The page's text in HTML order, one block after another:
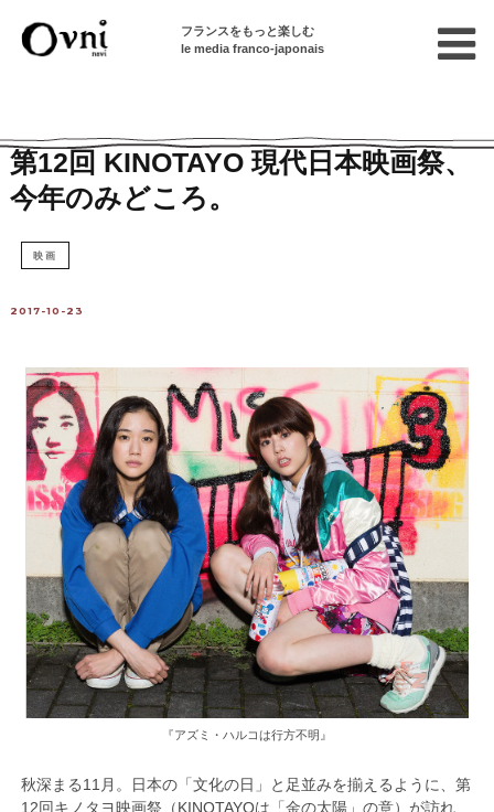
フランスをもっと楽しむ
le media franco-japonais
第12回 KINOTAYO 現代日本映画祭、
今年のみどころ。
映画
2017-10-23
『アズミ・ハルコは行方不明』
秋深まる11月。日本の「文化の日」と足並みを揃えるように、 第
12回キノタヨ映画祭（KINOTAYOは「金の太陽」 の意）が訪れ